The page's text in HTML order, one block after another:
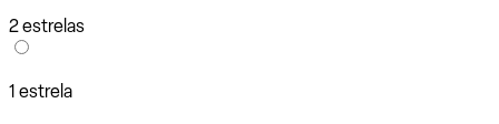
2 estrelas
1 estrela